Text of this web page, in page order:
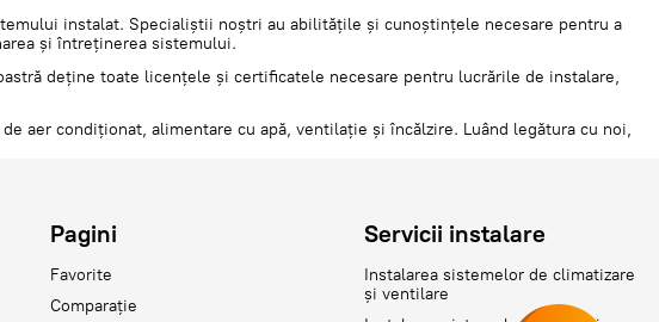
instalat. Specialiștii noștri au abilitățile și cunoștințele necesare pentru a
și întreținerea sistemului.
deține toate licențele și certificatele necesare pentru lucrările de instalare,
aer condiționat, alimentare cu apă, ventilație și încălzire. Luând legătura cu noi,
Pagini
Favorite
Comparație
Servicii instalare
Instalarea sistemelor de climatizare
și ventilare